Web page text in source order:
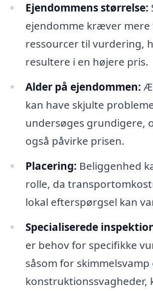
Ejendommens størrelse:
ejendomme kræver mere
ressourcer til vurdering,
resultere i en højere pris.
Alder på ejendommen:
kan have skjulte
undersøges grundigere,
også påvirke prisen.
Placering: Beliggenhed
rolle, da
lokal efterspørgsel kan
Specialiserede
er behov for specifikke
såsom for skimmelsvamp
konstruktionssvagheder,